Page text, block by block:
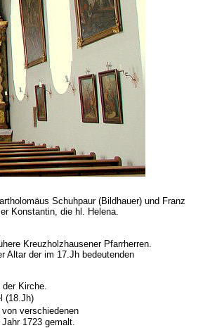
Schuhpaur (Bildhauer) und Franz
Konstantin, die hl. Helena.
Kreuzholzhausener Pfarrherren.
Altar der im 17.Jh bedeutenden
der Kirche.
(18.Jh)
verschiedenen
1723 gemalt.